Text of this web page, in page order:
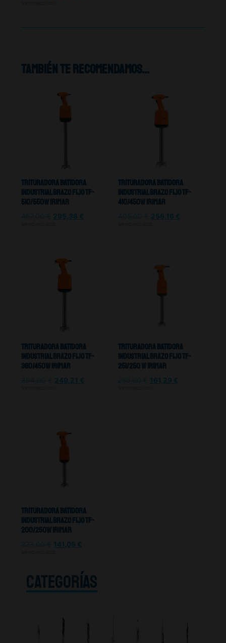
También te recomendamos…
Trituradora Batidora
Industrial Brazo Fijo TF-
510/550W Irimar
295,38 €
Trituradora Batidora
Industrial Brazo Fijo TF-
410/450W Irimar
256,16 €
Trituradora Batidora
Industrial Brazo Fijo TF-
360/450W Irimar
249,21 €
Trituradora Batidora
Industrial Brazo Fijo TF-
251/250 W Irimar
161,29 €
Trituradora Batidora
Industrial Brazo Fijo TF-
200/250W Irimar
141,05 €
CATEGORÍAS